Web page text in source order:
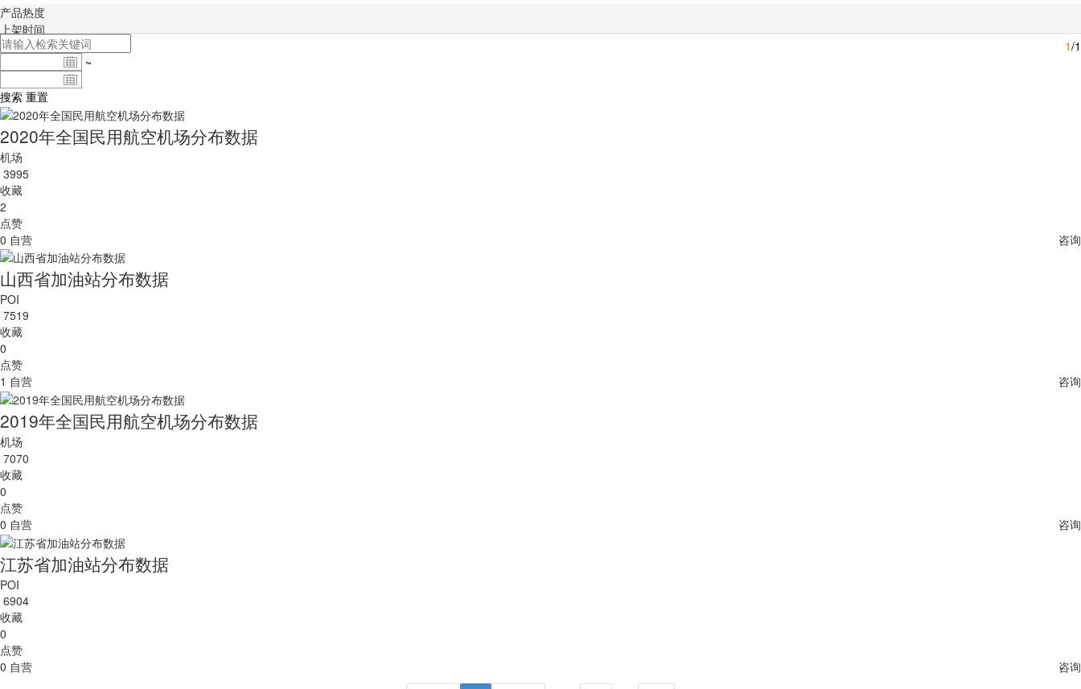
产品热度
上架时间
1/1
~
搜索 重置
2020年全国民用航空机场分布数据
机场
3995
收藏
2
点赞
0 自营 咨询
山西省加油站分布数据
POI
7519
收藏
0
点赞
1 自营 咨询
2019年全国民用航空机场分布数据
机场
7070
收藏
0
点赞
0 自营 咨询
江苏省加油站分布数据
POI
6904
收藏
0
点赞
0 自营 咨询